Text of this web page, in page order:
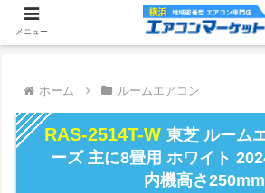
ホーム ルームエアコン
RAS-2514T-W東芝 ルーム
ーズ 主に8畳用 ホワイト
内機高さ250mm
メニュー